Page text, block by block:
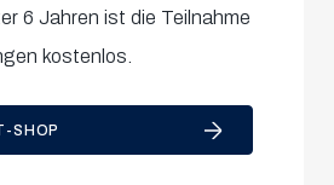
6 Jahren ist die Teilnahme
kostenlos.
SHOP